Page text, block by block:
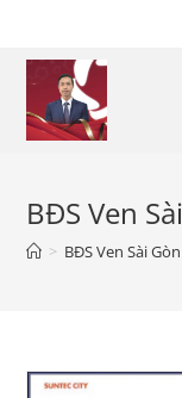
content
BĐS Ven
> BĐS Ven Sài Gòn